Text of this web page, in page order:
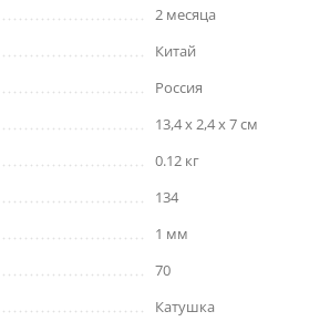
2 месяца
Китай
Россия
13,4 x 2,4 x 7 см
0.12 кг
134
1 мм
70
Катушка